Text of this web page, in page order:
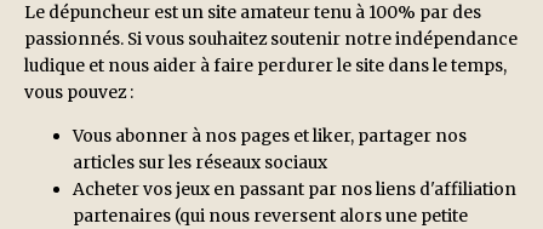
Le dépuncheur est un site amateur tenu à 100% par des
passionnés. Si vous souhaitez soutenir notre indépendance
ludique et nous aider à faire perdurer le site dans le temps,
vous pouvez :
Vous abonner à nos pages et liker, partager nos
articles sur les réseaux sociaux
Acheter vos jeux en passant par nos liens d'affiliation
partenaires (qui nous reversent alors une petite